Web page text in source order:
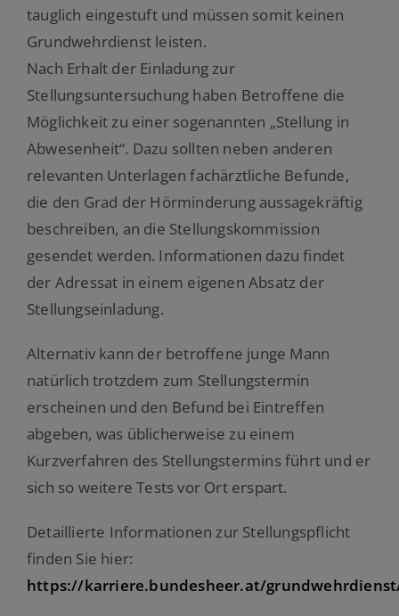
tauglich eingestuft und müssen somit keinen
Grundwehrdienst leisten.
Nach Erhalt der Einladung zur
Stellungsuntersuchung haben Betroffene die
Möglichkeit zu einer sogenannten „Stellung in
Abwesenheit“. Dazu sollten neben anderen
relevanten Unterlagen fachärztliche Befunde,
die den Grad der Hörminderung aussagekräftig
beschreiben, an die Stellungskommission
gesendet werden. Informationen dazu findet
der Adressat in einem eigenen Absatz der
Stellungseinladung.
Alternativ kann der betroffene junge Mann
natürlich trotzdem zum Stellungstermin
erscheinen und den Befund bei Eintreffen
abgeben, was üblicherweise zu einem
Kurzverfahren des Stellungstermins führt und er
sich so weitere Tests vor Ort erspart.
Detaillierte Informationen zur Stellungspflicht
finden Sie hier:
https://karriere.bundesheer.at/